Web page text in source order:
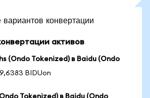
конвертации
активов
(Ondo Tokenized) в Baidu (Ondo
BIDUon
Tokenized) в Baidu (Ondo